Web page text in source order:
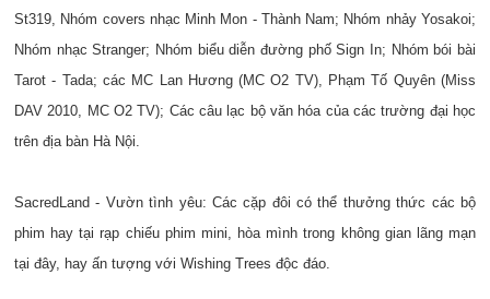
St319, Nhóm covers nhạc Minh Mon - Thành Nam; Nhóm nhảy Yosakoi;
Nhóm nhạc Stranger; Nhóm biểu diễn đường phố Sign In; Nhóm bói bài
Tarot - Tada; các MC Lan Hương (MC O2 TV), Phạm Tố Quyên (Miss
DAV 2010, MC O2 TV); Các câu lạc bộ văn hóa của các trường đại học
trên địa bàn Hà Nội.
SacredLand - Vườn tình yêu: Các cặp đôi có thể thưởng thức các bộ
phim hay tại rạp chiếu phim mini, hòa mình trong không gian lãng mạn
tại đây, hay ấn tượng với Wishing Trees độc đáo.